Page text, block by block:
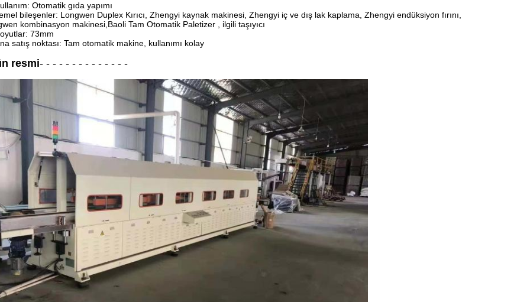
Otomatik gıda yapımı
bileşenler: Longwen Duplex Kırıcı, Zhengyi kaynak makinesi, Zhengyi iç ve dış lak kaplama, Zhengyi endüksiyon fırını,
kombinasyon makinesi,Baoli Tam Otomatik Paletizer , ilgili taşıyıcı
73mm
satış noktası: Tam otomatik makine, kullanımı kolay
resmi- - - - - - - - - - - - - -